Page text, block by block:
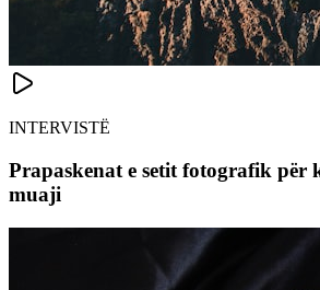
INTERVISTË
Prapaskenat e setit fotografik për
muaji